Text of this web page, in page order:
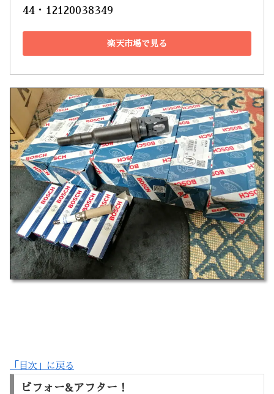
44・12120038349
楽天市場で見る
「目次」に戻る
ビフォー&アフター！